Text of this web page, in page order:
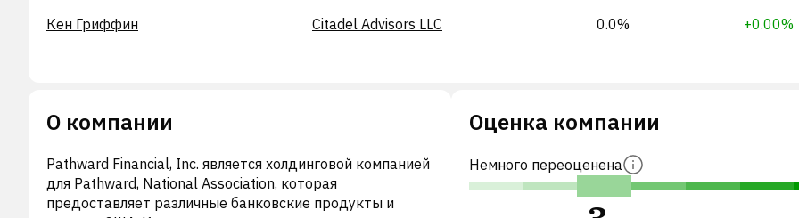
Кен Гриффин Citadel Advisors LLC 0.0% +0.00%
О компании
Pathward Financial, Inc. является холдинговой компанией
для Pathward, National Association, которая
предоставляет различные банковские продукты и
Оценка компании
Немного переоценена